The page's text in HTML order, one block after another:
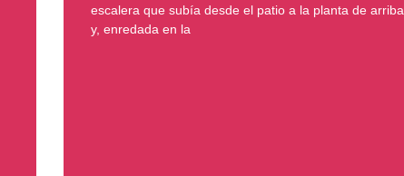
escalera que subía desde el patio a la planta de arriba
y, enredada en la